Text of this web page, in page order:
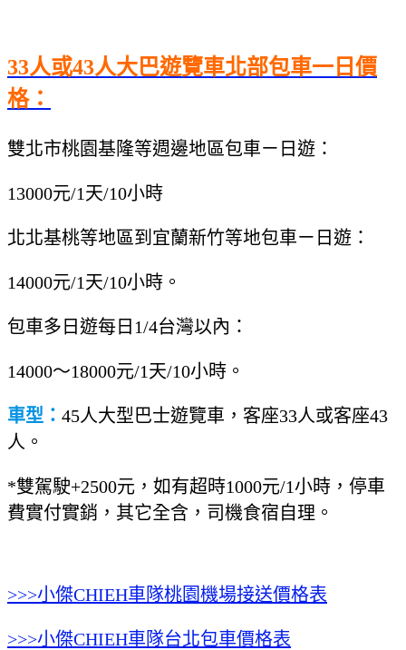
33人或43人大巴遊覽車北部包車一日價
格：
雙北市桃園基隆等週邊地區包車ㄧ日遊 ：
13000元/1天/10小時
北北基桃等地區到宜蘭新竹等地包車ㄧ日遊 ：
14000元/1天/10小時。
包車多日遊每日1/4台灣以內 ：
14000～18000元/1天/10小時。
車型： 45人大型巴士遊覽車，客座33人或客座43
人。
*雙駕駛+2500元，如有超時1000元/1小時，停車
費實付實銷，其它全含，司機食宿自理。
>>>小傑CHIEH車隊桃園機場接送價格表
>>>小傑CHIEH車隊台北包車價格表